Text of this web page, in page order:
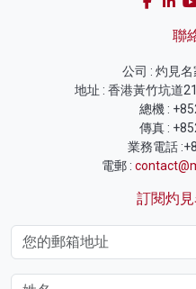
聯
公司 : 灼見
地址 : 香港黃竹坑道
總機 :
傳真 :
業務電話
電郵 :
訂閱灼